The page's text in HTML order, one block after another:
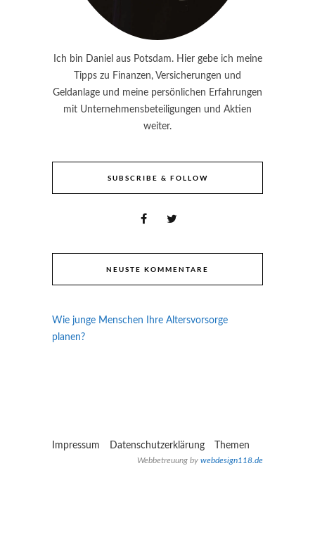
Ich bin Daniel aus Potsdam. Hier gebe ich meine
Tipps zu Finanzen, Versicherungen und
Geldanlage und meine persönlichen Erfahrungen
mit Unternehmensbeteiligungen und Aktien
weiter.
SUBSCRIBE & FOLLOW
NEUSTE KOMMENTARE
Wie junge Menschen Ihre Altersvorsorge
planen?
Impressum Datenschutzerklärung Themen
Webbetreuung by webdesign118.de